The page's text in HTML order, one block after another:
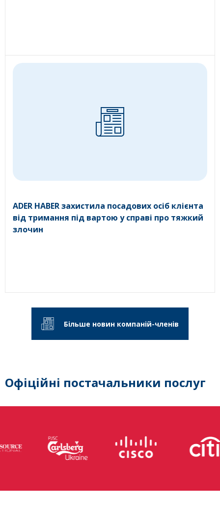
ADER HABER захистила посадових осіб клієнта
від тримання під вартою у справі про тяжкий
злочин
Більше новин компаній-членів
Офіційні постачальники послуг